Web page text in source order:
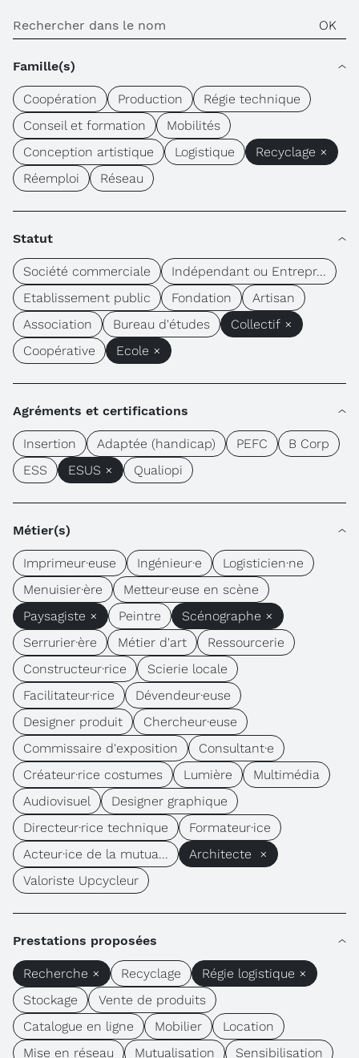
Famille(s)
Coopération Production
Régie technique
Conseil et formation
Mobilités
Conception artistique
Logistique
Recyclage ×
Réemploi
Réseau
Statut
Société commerciale
Indépendant ou Entrepr...
Etablissement public
Fondation
Artisan
Association
Bureau d'études
Collectif ×
Coopérative
Ecole ×
Agréments et certifications
Insertion Adaptée (handicap) PEFC
B Corp
ESS
ESUS × Qualiopi
Métier(s)
Imprimeur·euse Ingénieur·e
Logisticien·ne
Menuisier·ère
Metteur·euse en scène
Paysagiste ×
Peintre
Scénographe ×
Serrurier·ère
Métier d'art
Ressourcerie
Constructeur·rice
Scierie locale
Facilitateur·rice
Dévendeur·euse
Designer produit
Chercheur·euse
Commissaire d'exposition
Consultant·e
Créateur·rice costumes
Lumière
Multimédia
Audiovisuel
Designer graphique
Directeur·rice technique
Formateur·ice
Acteur·ice de la mutua...
Architecte ×
Valoriste Upcycleur
Prestations proposées
Recherche × Recyclage
Régie logistique ×
Stockage
Vente de produits
Catalogue en ligne
Mobilier
Location
Mise en réseau
Mutualisation Sensibilisation